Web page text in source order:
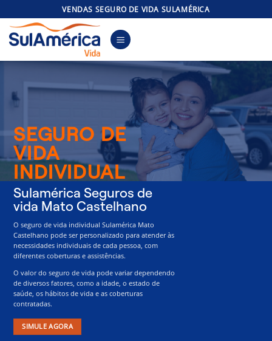
to
content
VENDAS SEGURO DE VIDA SULAMÉRICA
SEGURO DE
VIDA
INDIVIDUAL
Sulamérica Seguros de
vida Mato Castelhano
O seguro de vida individual Sulamérica Mato
Castelhano pode ser personalizado para atender às
necessidades individuais de cada pessoa, com
diferentes coberturas e assistências.
O valor do seguro de vida pode variar dependendo
de diversos fatores, como a idade, o estado de
saúde, os hábitos de vida e as coberturas
contratadas.
SIMULE AGORA